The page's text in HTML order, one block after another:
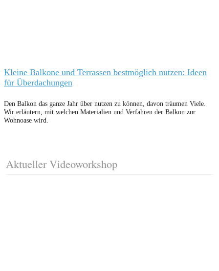
Kleine Balkone und Terrassen bestmöglich nutzen: Ideen
für Überdachungen
Den Balkon das ganze Jahr über nutzen zu können, davon träumen Viele.
Wir erläutern, mit welchen Materialien und Verfahren der Balkon zur
Wohnoase wird.
Aktueller Videoworkshop